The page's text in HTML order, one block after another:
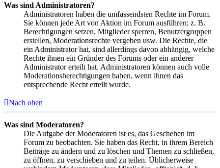
Was sind Administratoren?
Administratoren haben die umfassendsten Rechte im Forum.
Sie können jede Art von Aktion im Forum ausführen; z. B.
Berechtigungen setzen, Mitglieder sperren, Benutzergruppen
erstellen, Moderationsrechte vergeben usw. Die Rechte, die
ein Administrator hat, sind allerdings davon abhängig, welche
Rechte ihnen ein Gründer des Forums oder ein anderer
Administrator erteilt hat. Administratoren können auch volle
Moderationsberechtigungen haben, wenn ihnen das
entsprechende Recht erteilt wurde.
Nach oben
Was sind Moderatoren?
Die Aufgabe der Moderatoren ist es, das Geschehen im
Forum zu beobachten. Sie haben das Recht, in ihrem Bereich
Beiträge zu ändern und zu löschen und Themen zu schließen,
zu öffnen, zu verschieben und zu teilen. Üblicherweise